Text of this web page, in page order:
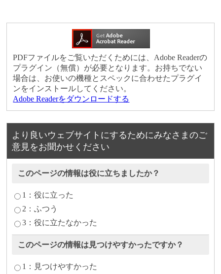
PDFファイルをご覧いただくためには、Adobe Readerの
プラグイン（無償）が必要となります。お持ちでない
場合は、お使いの機種とスペックに合わせたプラグイ
ンをインストールしてください。
Adobe Readerをダウンロードする
より良いウェブサイトにするためにみなさまのご
意見をお聞かせください
このページの情報は役に立ちましたか？
1：役に立った
2：ふつう
3：役に立たなかった
このページの情報は見つけやすかったですか？
1：見つけやすかった